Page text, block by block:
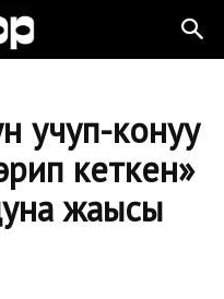
учуп-конуу
кеткен»
жаңысы